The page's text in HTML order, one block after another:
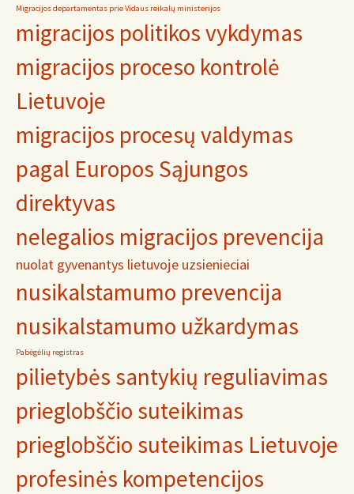
Migracijos departamentas prie Vidaus reikalų ministerijos
migracijos politikos vykdymas
migracijos proceso kontrolė
Lietuvoje
migracijos procesų valdymas
pagal Europos Sąjungos
direktyvas
nelegalios migracijos prevencija
nuolat gyvenantys lietuvoje uzsienieciai
nusikalstamumo prevencija
nusikalstamumo užkardymas
Pabėgėlių registras
pilietybės santykių reguliavimas
prieglobščio suteikimas
prieglobščio suteikimas Lietuvoje
profesinės kompetencijos